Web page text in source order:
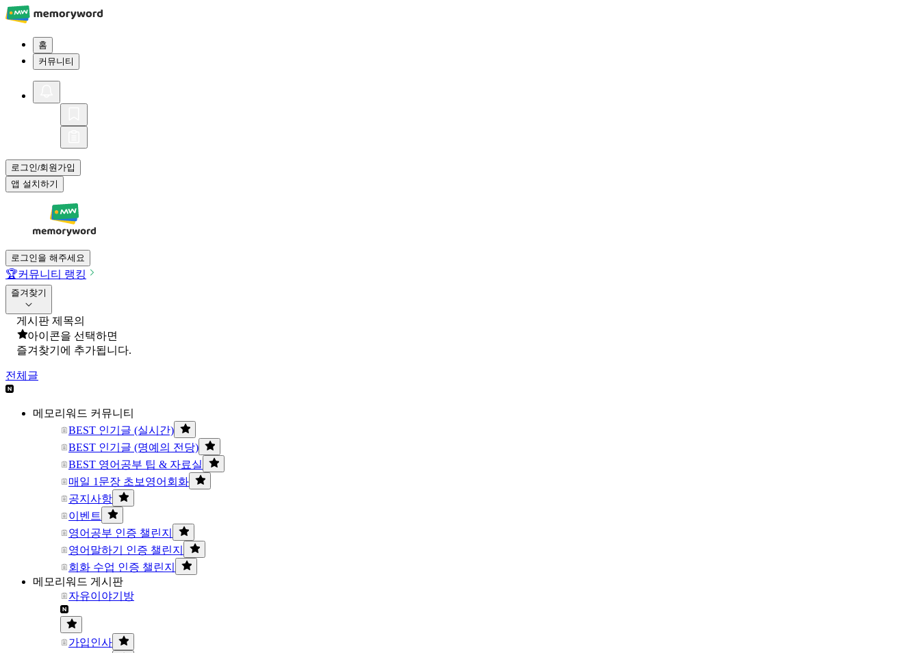
홈
커뮤니티
로그인/회원가입
앱 설치하기
로그인을 해주세요
🏆커뮤니티 랭킹
즐겨찾기
게시판 제목의
아이콘을 선택하면
즐겨찾기에 추가됩니다.
전체글
메모리워드 커뮤니티
BEST 인기글 (실시간)
BEST 인기글 (명예의 전당)
BEST 영어공부 팁 & 자료실
매일 1문장 초보영어회화
공지사항
이벤트
영어공부 인증 챌린지
영어말하기 인증 챌린지
회화 수업 인증 챌린지
메모리워드 게시판
자유이야기방
가입인사